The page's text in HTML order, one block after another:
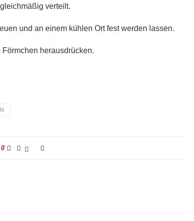
verteilt.
und an einem kühlen Ort fest werden lassen.
herausdrücken.
0